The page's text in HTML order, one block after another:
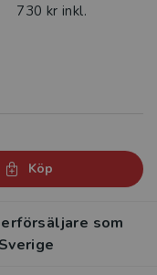
730 kr inkl.
Köp
som